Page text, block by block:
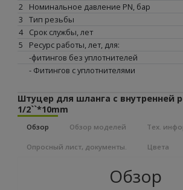
2
Номинальное давление PN, бар
3
Тип резьбы
4
Срок службы, лет
5
Ресурс работы, лет, для:
-фитингов без уплотнителей
- Фитингов с уплотнителями
Штуцер для шланга с внутренней
1/2``*10mm
Обзор Обзор моделей Тех.
Опросный лист, документы. Цвета
Обзор